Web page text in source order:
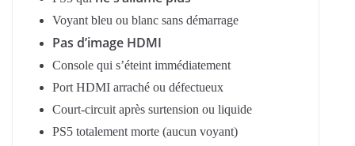
Voyant bleu ou blanc sans démarrage
Pas d’image HDMI
Console qui s’éteint immédiatement
Port HDMI arraché ou défectueux
Court-circuit après surtension ou liquide
PS5 totalement morte (aucun voyant)